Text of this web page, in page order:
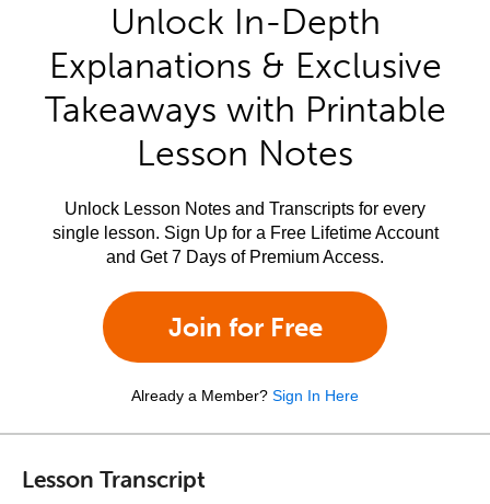
Unlock In-Depth
Explanations & Exclusive
Takeaways with Printable
Lesson Notes
Unlock Lesson Notes and Transcripts for every
single lesson. Sign Up for a Free Lifetime Account
and Get 7 Days of Premium Access.
Join for Free
Already a Member? Sign In Here
Lesson Transcript